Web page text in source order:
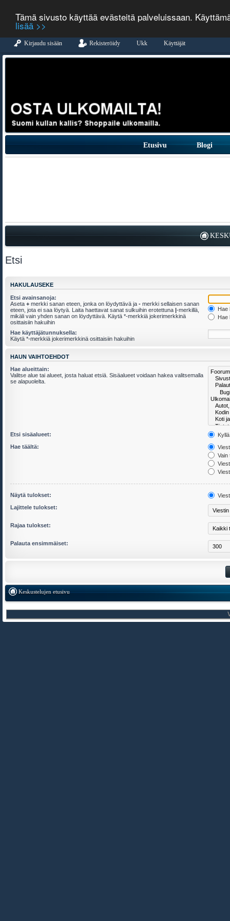
Tämä sivusto käyttää evästeitä palveluissaan.
lisää >>
Kirjaudu sisään Rekisteröidy Ukk Käyttäjät
Etusivu Blogi
Etsi
HAKULAUSEKE
Etsi avainsanoja:
Aseta + merkki sanan eteen, jonka on löydyttävä ja - merkki sellaisen sanan
eteen, jota ei saa löytyä. Laita haettavat sanat sulkuihin erotettuna |-merkillä,
mikäli vain yhden sanan on löydyttävä. Käytä *-merkkiä jokerimerkkinä
osittaisiin hakuihin
Hae
Hae
Hae käyttäjätunnuksella:
Käytä *-merkkiä jokerimerkkinä osittaisiin hakuihin
HAUN VAIHTOEHDOT
Hae alueittain:
Valitse alue tai alueet, josta haluat etsiä. Sisäalueet voidaan hakea valitsemalla
se alapuolelta.
Etsi sisäalueet:
Kyllä
Hae täältä:
Vain
Näytä tulokset:
Lajittele tulokset:
Rajaa tulokset:
Palauta ensimmäiset:
Keskustelujen etusivu